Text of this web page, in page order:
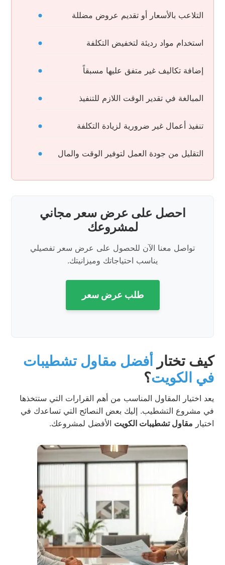
التلاعب بالأسعار أو تقديم عروض مضللة
استخدام مواد رديئة لتخفيض التكلفة
إضافة تكاليف غير متفق عليها مسبقاً
المبالغة في تقدير الوقت اللازم للتنفيذ
تنفيذ أعمال غير ضرورية لزيادة التكلفة
التقليل من جودة العمل لتوفير الوقت والمال
احصل على عرض سعر مجاني
لمشروعك
تواصل معنا الآن للحصول على عرض سعر تفصيلي
يناسب احتياجاتك وميزانيتك.
طلب عرض سعر
كيف تختارأفضل مقاول تشطيبات
في الكويت؟
يعد اختيار المقاول المناسب من أهم القرارات التي ستتخذها
في مشروع التشطيب. إليك بعض النصائح التي تساعدك في
اختيار مقاول تشطيبات الكويت الأفضل لمشروعك.